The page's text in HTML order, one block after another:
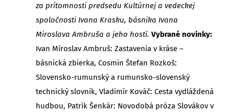
za prítomnosti predsedu Kultúrnej a vedeckej
spoločnosti Ivana Krasku, básnika Ivana
Miroslava Ambruša a jeho hostí. Vybrané novinky:
Ivan Miroslav Ambruš: Zastavenia v kráse –
básnická zbierka, Cosmin Štefan Rozkoš:
Slovensko-rumunský a rumunsko-slovenský
technický slovník, Vladimír Kováč: Cesta vydláždená
hudbou, Patrik Šenkár: Novodobá próza Slovákov v